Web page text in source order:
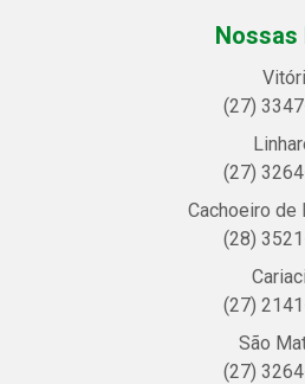
Nossas
(27)
(27)
Cachoeiro de
(28)
(27)
São
(27)